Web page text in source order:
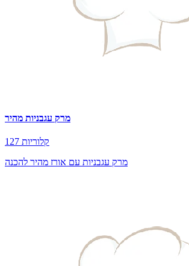
מרק עגבניות מהיר
127 קלוריות
מרק עגבניות עם אורז מהיר להכנה